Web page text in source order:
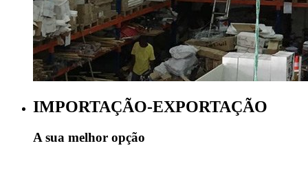
IMPORTAÇÃO-EXPORTAÇÃO
A sua melhor opção